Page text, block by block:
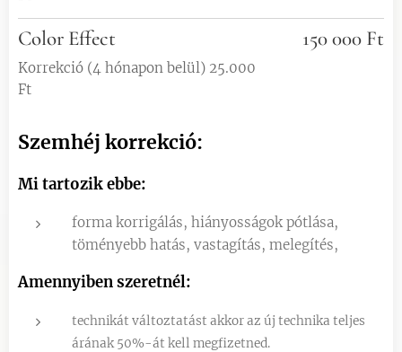
Color Effect
Korrekció (4 hónapon belül) 25.000
Ft
150 000 Ft
Szemhéj korrekció:
Mi tartozik ebbe:
forma korrigálás, hiányosságok pótlása,
töményebb hatás, vastagítás, melegítés,
Amennyiben szeretnél:
technikát változtatást akkor az új technika teljes
árának 50%-át kell megfizetned.